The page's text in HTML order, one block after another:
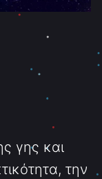
γης και
την